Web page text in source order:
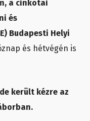
a cinkotai
és
Budapesti Helyi
és hétvégén is
került kézre az